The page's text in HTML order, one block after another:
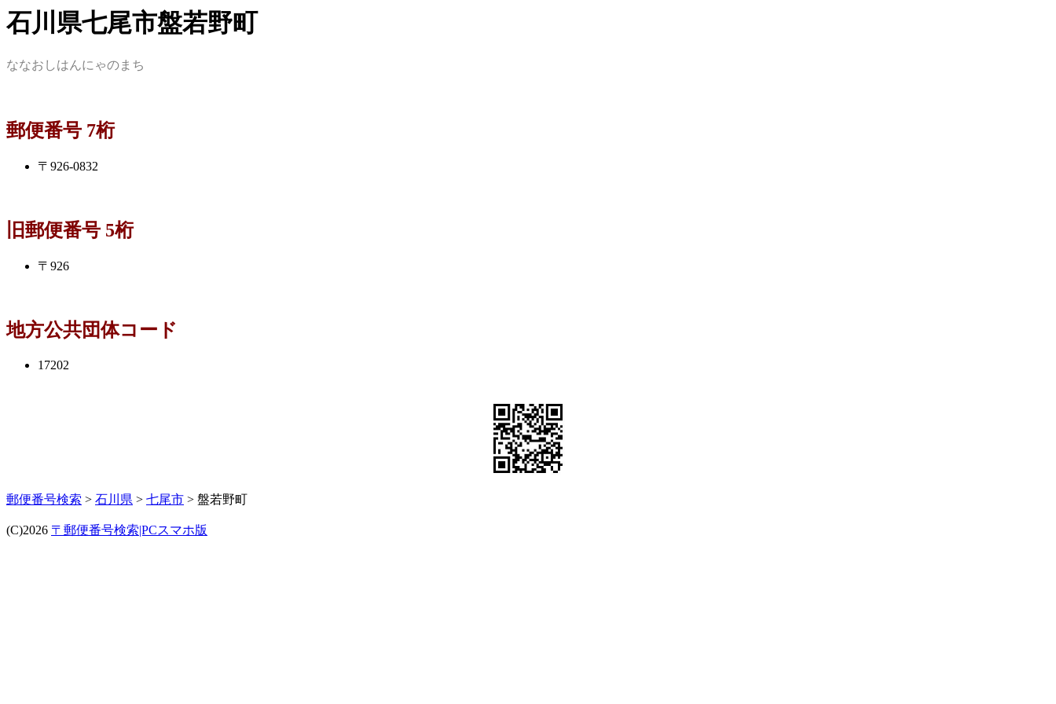
石川県七尾市盤若野町
ななおしはんにゃのまち
郵便番号 7桁
〒926-0832
旧郵便番号 5桁
〒926
地方公共団体コード
17202
郵便番号検索 > 石川県 > 七尾市 > 盤若野町
(C)2026 〒郵便番号検索|PCスマホ版